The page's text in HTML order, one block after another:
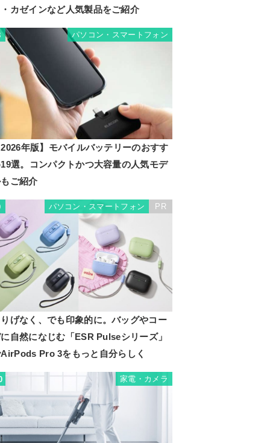
カゼインなど人気製品をご紹介
パソコン・スマートフォン
年版】モバイルバッテリーのおすす
選。コンパクトかつ大容量の人気モデ
ご紹介
パソコン・スマートフォン PR
げなく、でも印象的に。バッグやコー
自然になじむ「ESR Pulseシリーズ」
Pro 3をもっと自分らしく
家電・カメラ